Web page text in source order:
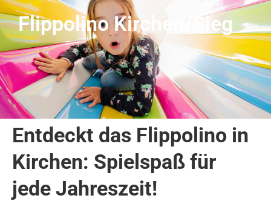
Flippolino Kirchen/Sieg
Entdeckt das Flippolino in
Kirchen: Spielspaß für
jede Jahreszeit!